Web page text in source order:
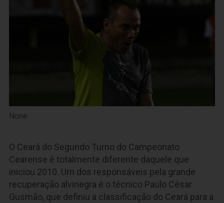
None
O Ceará do Segundo Turno do Campeonato
Cearense é totalmente diferente daquele que
iniciou 2010. Um dos responsáveis pela grande
recuperação alvinegra é o técnico Paulo César
Gusmão, que definiu a classificação do Ceará para a